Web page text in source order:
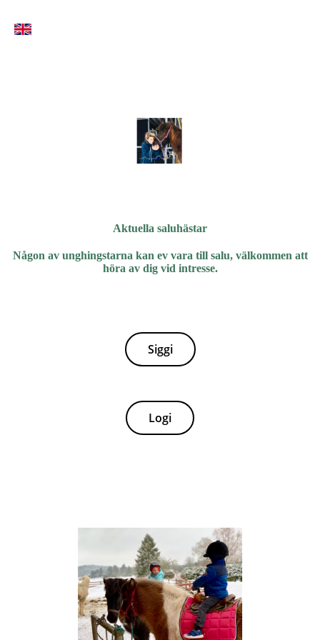
Aktuella saluhästar
Någon av unghingstarna kan ev vara till salu, välkommen att
höra av dig vid intresse.
Siggi
Logi